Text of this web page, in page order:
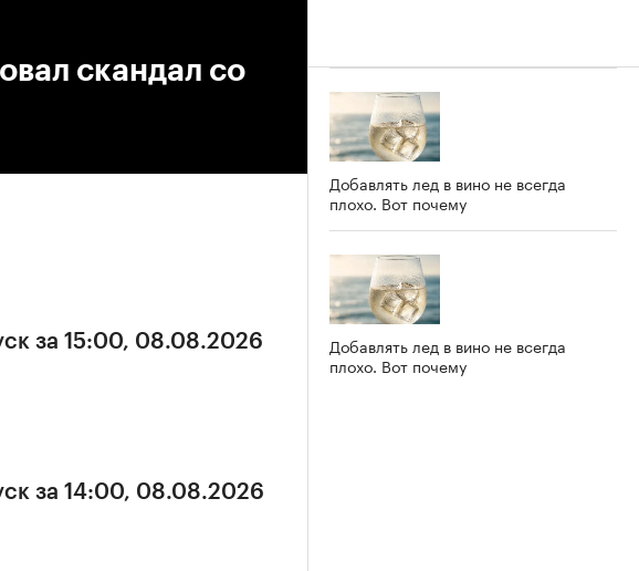
скандал со
за 15:00, 08.08.2026
за 14:00, 08.08.2026
Добавлять лед в вино не всегда
плохо. Вот почему
Добавлять лед в вино не всегда
плохо. Вот почему